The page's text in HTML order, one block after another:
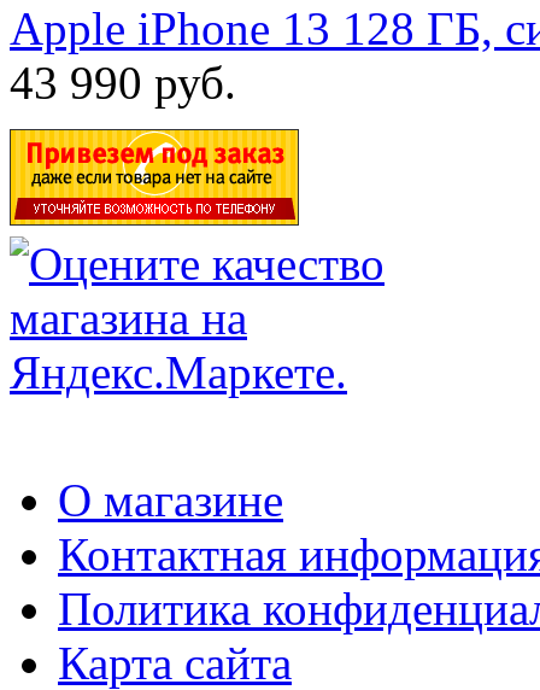
Apple iPhone 13 128 ГБ,
43 990 руб.
О магазине
Контактная
Политика
Карта сайта